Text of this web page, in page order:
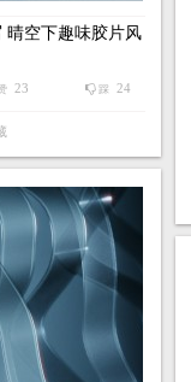
晴空下趣味胶片风
踩 24
23